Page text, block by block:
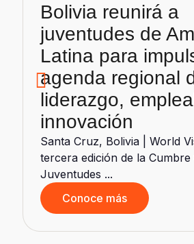
Bolivia reunirá a
juventudes de
Latina para
agenda regional
liderazgo,
innovación
Santa Cruz, Bolivia | World
tercera edición de la Cumbre
Juventudes ...
Conoce más